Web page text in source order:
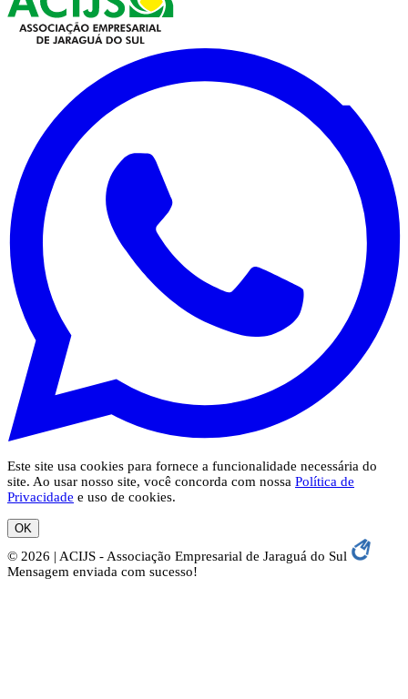
Este site usa cookies para fornece a funcionalidade necessária do
site. Ao usar nosso site, você concorda com nossa Política de
Privacidade e uso de cookies.
OK
© 2026 | ACIJS - Associação Empresarial de Jaraguá do Sul
Mensagem enviada com sucesso!